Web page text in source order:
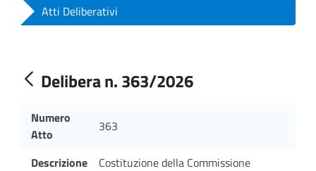
Atti Deliberativi
Delibera n. 363/2026
Numero
Atto
363
Descrizione
Costituzione della Commissione